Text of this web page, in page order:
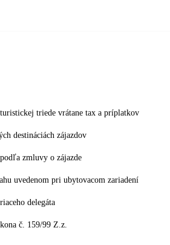
triede vrátane tax a príplatkov
destináciách zájazdov
zmluvy o zájazde
uvedenom pri ubytovacom zariadení
delegáta
č. 159/99 Z.z.